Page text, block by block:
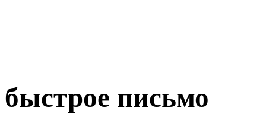
быстрое письмо